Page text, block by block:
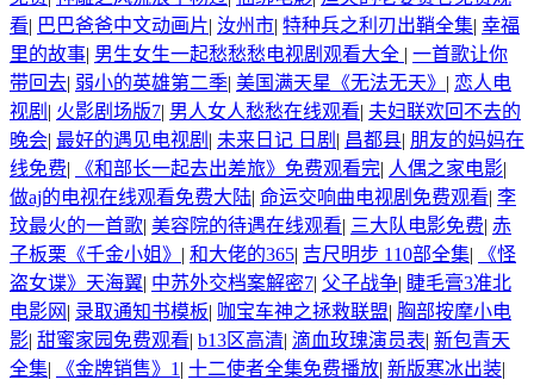
看| 巴巴爸爸中文动画片| 汝州市| 特种兵之利刃出鞘全集| 幸福
里的故事| 男生女生一起愁愁愁电视剧观看大全 | 一首歌让你
带回去| 弱小的英雄第二季| 美国满天星《无法无天》 | 恋人电
视剧 | 火影剧场版7| 男人女人愁愁在线观看| 夫妇联欢回不去的
晚会| 最好的遇见电视剧 | 未来日记 日剧 | 昌都县| 朋友的妈妈在
线免费| 《和部长一起去出差旅》免费观看完| 人偶之家电影|
做aj的电视在线观看免费大陆| 命运交响曲电视剧免费观看| 李
玟最火的一首歌| 美容院的待遇在线观看| 三大队电影免费| 赤
子板栗《千金小姐》 | 和大佬的365| 吉尺明步 110部全集|
《怪
盗女谍》天海翼| 中苏外交档案解密7| 父子战争| 睫毛膏3准北
电影网 | 录取通知书模板| 咖宝车神之拯救联盟| 胸部按摩小电
影| 甜蜜家园免费观看| b13区高清| 滴血玫瑰演员表| 新包青天
全集| 《金牌销售》1 | 十二使者全集免费播放| 新版寒冰出装|